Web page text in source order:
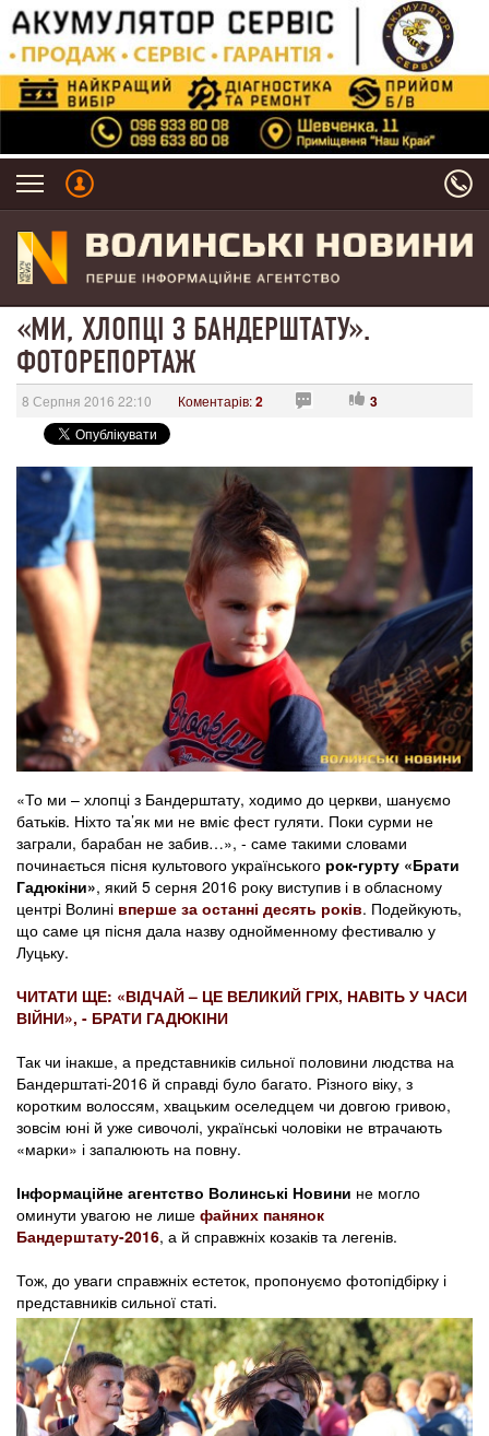
«МИ, ХЛОПЦІ З БАНДЕРШТАТУ».
ФОТОРЕПОРТАЖ
8 Серпня 2016 22:10 Коментарів:2 3
«То ми – хлопці з Бандерштату, ходимо до церкви, шануємо
батьків. Ніхто та’як ми не вміє фест гуляти. Поки сурми не
заграли, барабан не забив…», - саме такими словами
починається пісня культового українського рок-гурту «Брати
Гадюкіни», який 5 серня 2016 року виступив і в обласному
центрі Волині вперше за останні десять років. Подейкують,
що саме ця пісня дала назву однойменному фестивалю у
Луцьку.
ЧИТАТИ ЩЕ: «ВІДЧАЙ – ЦЕ ВЕЛИКИЙ ГРІХ, НАВІТЬ У ЧАСИ
ВІЙНИ», - БРАТИ ГАДЮКІНИ
Так чи інакше, а представників сильної половини людства на
Бандерштаті-2016 й справді було багато. Різного віку, з
коротким волоссям, хвацьким оселедцем чи довгою гривою,
зовсім юні й уже сивочолі, українські чоловіки не втрачають
«марки» і запалюють на повну.
Інформаційне агентство Волинські Новини не могло
оминути увагою не лише файних панянок
Бандерштату-2016, а й справжніх козаків та легенів.
Тож, до уваги справжніх естеток, пропонуємо фотопідбірку і
представників сильної статі.